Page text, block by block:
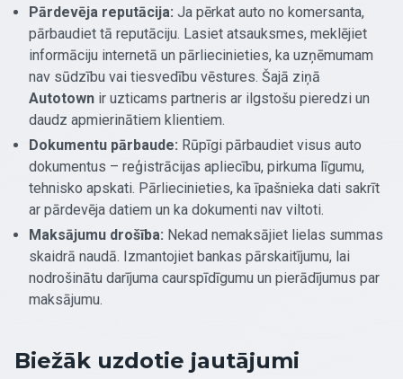
Pārdevēja reputācija: Ja pērkat auto no komersanta,
pārbaudiet tā reputāciju. Lasiet atsauksmes, meklējiet
informāciju internetā un pārliecinieties, ka uzņēmumam
nav sūdzību vai tiesvedību vēstures. Šajā ziņā
Autotown ir uzticams partneris ar ilgstošu pieredzi un
daudz apmierinātiem klientiem.
Dokumentu pārbaude: Rūpīgi pārbaudiet visus auto
dokumentus – reģistrācijas apliecību, pirkuma līgumu,
tehnisko apskati. Pārliecinieties, ka īpašnieka dati sakrīt
ar pārdevēja datiem un ka dokumenti nav viltoti.
Maksājumu drošība: Nekad nemaksājiet lielas summas
skaidrā naudā. Izmantojiet bankas pārskaitījumu, lai
nodrošinātu darījuma caurspīdīgumu un pierādījumus par
maksājumu.
Biežāk uzdotie jautājumi